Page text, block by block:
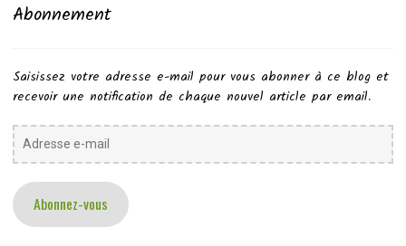
Abonnement
Saisissez votre adresse e-mail pour vous abonner à ce blog et
recevoir une notification de chaque nouvel article par email.
Adresse
e-
Abonnez-vous